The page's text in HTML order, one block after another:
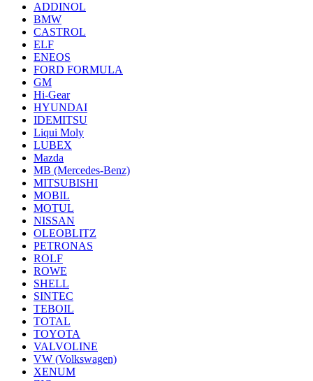
ADDINOL
BMW
CASTROL
ELF
ENEOS
FORD FORMULA
GM
Hi-Gear
HYUNDAI
IDEMITSU
Liqui Moly
LUBEX
Mazda
MB (Mercedes-Вenz)
MITSUBISHI
MOBIL
MOTUL
NISSAN
OLEOBLITZ
PETRONAS
ROLF
ROWE
SHELL
SINTEC
TEBOIL
TOTAL
TOYOTA
VALVOLINE
VW (Volkswagen)
XENUM